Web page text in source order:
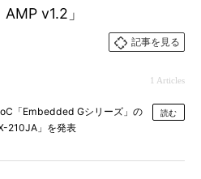
v1.2」
記事を見る
1 Articles
「Embedded Gシリーズ」の
210JA」を発表
読む